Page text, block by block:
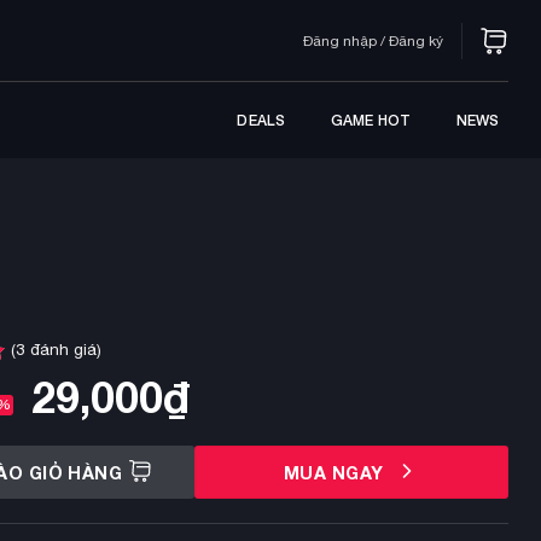
Đăng nhập / Đăng ký
DEALS GAME HOT NEWS
(3 đánh giá)
29,000₫
GIỎ HÀNG MUA NGAY